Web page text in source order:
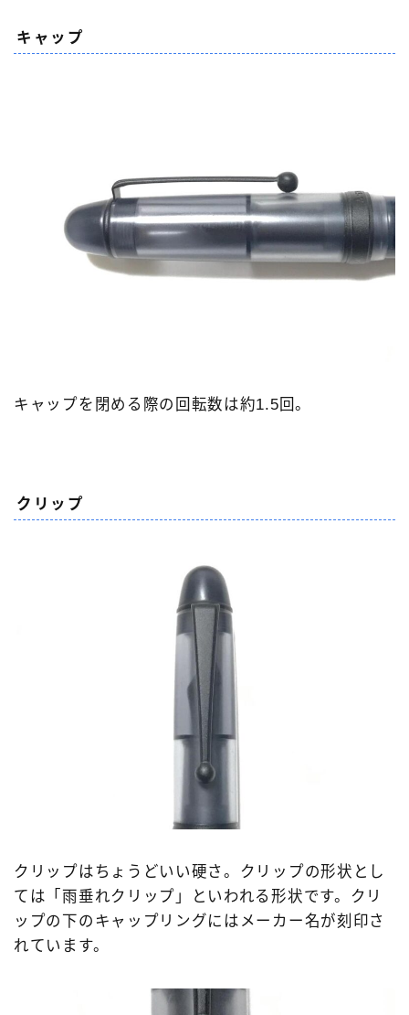
キャップ
キャップを閉める際の回転数は約1.5回。
クリップ
クリップはちょうどいい硬さ。クリップの形状とし
ては「雨垂れクリップ」といわれる形状です。クリ
ップの下のキャップリングにはメーカー名が刻印さ
れています。